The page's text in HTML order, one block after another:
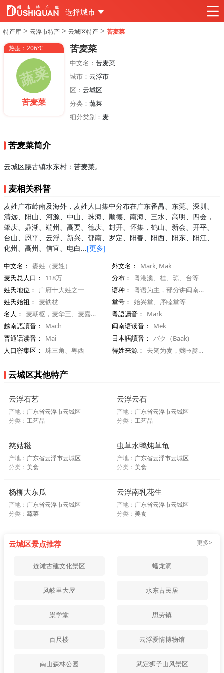
选择城市
特产库 > 云浮市特产 > 云城区特产 > 苦麦菜
热度：206℃
苦麦菜
苦麦菜
中文名： 苦麦菜
城市： 云浮市
区： 云城区
分类： 蔬菜
细分类别： 麦
苦麦菜简介
云城区腰古镇水东村：苦麦菜。
麦相关科普
麦姓广布岭南及海外，麦姓人口集中分布在广东番禺、东莞、深圳、
清远、阳山、河源、中山、珠海、顺德、南海、三水、高明、四会，
肇庆、鼎湖、端州、高要、德庆、封开、怀集，鹤山、新会、开平、
台山、恩平、云浮、新兴、郁南、罗定、阳春、阳西、阳东、阳江、
化州、高州、信宜、电白...[更多]
中文名： 麥姓（麦姓） 外文名：
Mark, Mak
麦氏总人口：
118万 分布： 粤港澳、桂、琼、台等
姓氏地位：
广府十大姓之一 语种： 粤语为主，部分讲闽南话、客家话
姓氏始祖：
麦铁杖 堂号： 始兴堂、序睦堂等
名人：
麦朝枢，麦华三、麦嘉、麦当雄 粵語讀音：
Mark
越南語讀音：
Mach 闽南语读音：
Mek
普通话读音：
Mai 日本語讀音： バク（Baak)
人口密集区： 珠三角、粤西 得姓来源： 去匊为麥，麴→麥（麹→麦
云城区其他特产
云浮石艺
产地： 广东省云浮市云城区
分类： 工艺品
云浮云石
产地： 广东省云浮市云城区
分类： 工艺品
慈姑糍
产地： 广东省云浮市云城区
分类： 美食
虫草水鸭炖草龟
产地： 广东省云浮市云城区
分类： 美食
杨柳大东瓜
产地： 广东省云浮市云城区
分类： 蔬菜
云浮南乳花生
产地： 广东省云浮市云城区
分类： 美食
云城区景点推荐 更多>
连滩古建文化景区 蟠龙洞
凤岐里大屋 水东古民居
祟学堂 思劳镇
百尺楼 云浮爱情博物馆
南山森林公园 武定狮子山风景区